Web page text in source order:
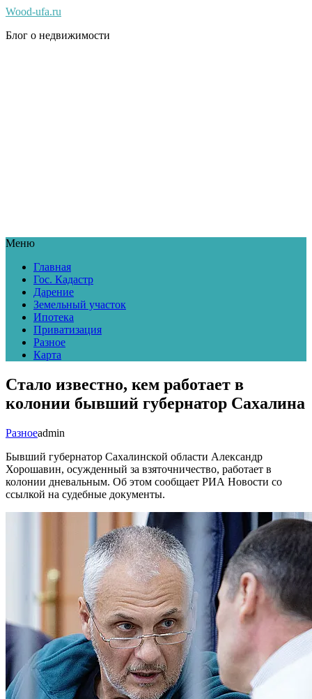
Wood-ufa.ru
Блог о недвижимости
Меню
Главная
Гос. Кадастр
Дарение
Земельный участок
Ипотека
Приватизация
Разное
Карта
Стало известно, кем работает в
колонии бывший губернатор Сахалина
Разноеadmin
Бывший губернатор Сахалинской области Александр
Хорошавин, осужденный за взяточничество, работает в
колонии дневальным. Об этом сообщает РИА Новости со
ссылкой на судебные документы.